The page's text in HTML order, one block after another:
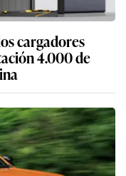
cargadores
4.000 de